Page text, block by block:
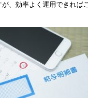
、効率よく運用できれば